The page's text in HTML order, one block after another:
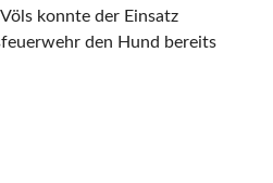
konnte der Einsatz
den Hund bereits